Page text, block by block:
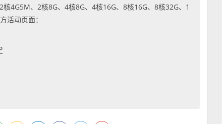
4G5M、2核8G、4核8G、4核16G、8核16G、8核32G、1
活动页面：